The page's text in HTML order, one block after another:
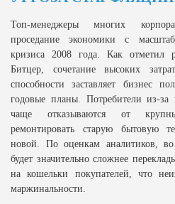
Топ-менеджеры многих
проседание экономики с
кризиса 2008 года. Как отметил
Битцер, сочетание высоких
способности заставляет бизнес
годовые планы. Потребители из-за
чаще отказываются от
ремонтировать старую бытовую
новой. По оценкам аналитиков,
будет значительно сложнее
на кошельки покупателей, что
маржинальности.